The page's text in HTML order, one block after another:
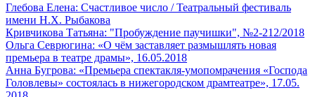
Глебова Елена: Счастливое число / Театральный фестиваль
имени Н.Х. Рыбакова
Кривчикова Татьяна: "Пробуждение паучишки", №2-212/2018
Ольга Севрюгина: «О чём заставляет размышлять новая
премьера в театре драмы», 16.05.2018
Анна Бугрова: «Премьера спектакля-умопомрачения «Господа
Головлевы» состоялась в нижегородском драмтеатре», 17.05.